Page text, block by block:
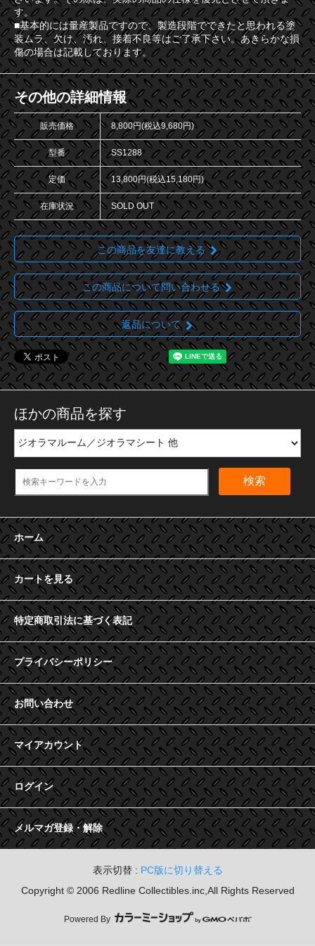
す。
■基本的には量産製品ですので、製造段階でできたと思われる塗
装ムラ、欠け、汚れ、接着不良等はご了承下さい。あきらかな損
傷の場合は記載しております。
その他の詳細情報
販売価格 8,800円(税込9,680円)
型番 SS1288
定価 13,800円(税込15,180円)
在庫状況 SOLD OUT
この商品を友達に教える
この商品について問い合わせる
返品について
ほかの商品を探す
検索
ホーム
カートを見る
特定商取引法に基づく表記
プライバシーポリシー
お問い合わせ
マイアカウント
ログイン
メルマガ登録・解除
表示切替 : PC版に切り替える
Copyright © 2006 Redline Collectibles.inc,All Rights Reserved
Powered By